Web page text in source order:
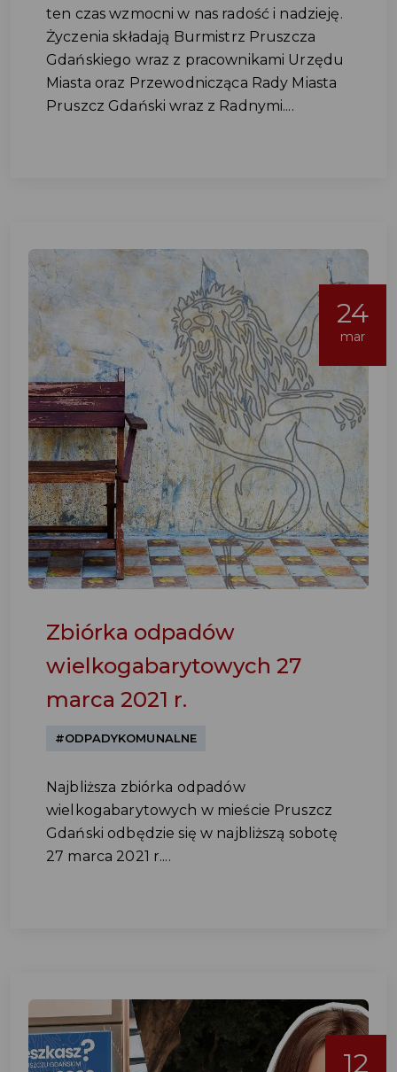
ten czas wzmocni w nas radość i nadzieję.
Życzenia składają Burmistrz Pruszcza
Gdańskiego wraz z pracownikami Urzędu
Miasta oraz Przewodnicząca Rady Miasta
Pruszcz Gdański wraz z Radnymi....
24
mar
Zbiórka odpadów
wielkogabarytowych 27
marca 2021 r.
#ODPADYKOMUNALNE
Najbliższa zbiórka odpadów
wielkogabarytowych w mieście Pruszcz
Gdański odbędzie się w najbliższą sobotę
27 marca 2021 r....
12